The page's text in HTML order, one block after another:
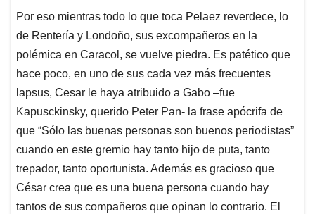
Por eso mientras todo lo que toca Pelaez reverdece, lo
de Rentería y Londoño, sus excompañeros en la
polémica en Caracol, se vuelve piedra. Es patético que
hace poco, en uno de sus cada vez más frecuentes
lapsus, Cesar le haya atribuido a Gabo –fue
Kapusckinsky, querido Peter Pan- la frase apócrifa de
que “Sólo las buenas personas son buenos periodistas”
cuando en este gremio hay tanto hijo de puta, tanto
trepador, tanto oportunista. Además es gracioso que
César crea que es una buena persona cuando hay
tantos de sus compañeros que opinan lo contrario. El